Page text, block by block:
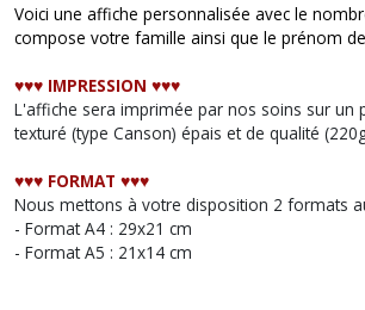
Voici une affiche personnalisée avec le
compose votre famille ainsi que le prénom
♥︎♥︎♥︎ IMPRESSION ♥︎♥︎♥︎
L'affiche sera imprimée par nos soins sur un
texturé (type Canson) épais et de qualité
♥︎♥︎♥︎ FORMAT ♥︎♥︎♥︎
Nous mettons à votre disposition 2 formats
- Format A4 : 29x21 cm
- Format A5 : 21x14 cm